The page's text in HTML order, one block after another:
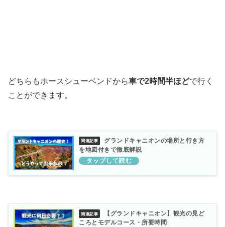
どちらもホースシューベンドから車で2時間半ほどで行く
ことができます。
グランドキャニオンの場所と行き方
を地図付きで徹底解説
【グランドキャニオン】観光の見ど
ころとモデルコース・所要時間